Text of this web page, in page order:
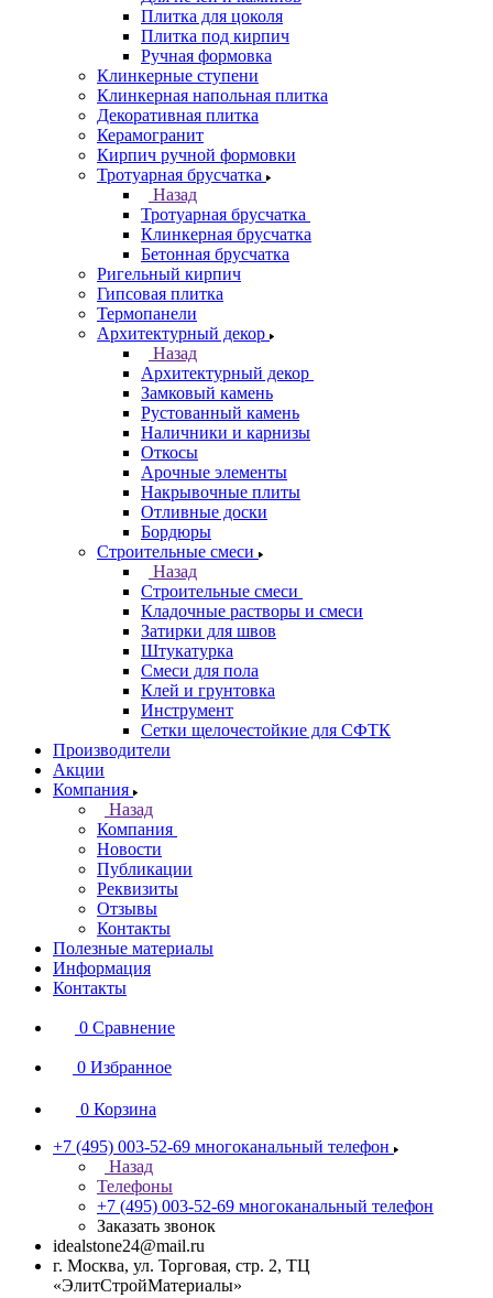
Плитка для цоколя
Плитка под кирпич
Ручная формовка
Клинкерные ступени
Клинкерная напольная плитка
Декоративная плитка
Керамогранит
Кирпич ручной формовки
Тротуарная брусчатка
Назад
Тротуарная брусчатка
Клинкерная брусчатка
Бетонная брусчатка
Ригельный кирпич
Гипсовая плитка
Термопанели
Архитектурный декор
Назад
Архитектурный декор
Замковый камень
Рустованный камень
Наличники и карнизы
Откосы
Арочные элементы
Накрывочные плиты
Отливные доски
Бордюры
Строительные смеси
Назад
Строительные смеси
Кладочные растворы и смеси
Затирки для швов
Штукатурка
Смеси для пола
Клей и грунтовка
Инструмент
Сетки щелочестойкие для СФТК
Производители
Акции
Компания
Назад
Компания
Новости
Публикации
Реквизиты
Отзывы
Контакты
Полезные материалы
Информация
Контакты
0 Сравнение
0 Избранное
0 Корзина
+7 (495) 003-52-69 многоканальный телефон
Назад
Телефоны
+7 (495) 003-52-69 многоканальный телефон
Заказать звонок
idealstone24@mail.ru
г. Москва, ул. Торговая, стр. 2, ТЦ
«ЭлитСтройМатериалы»